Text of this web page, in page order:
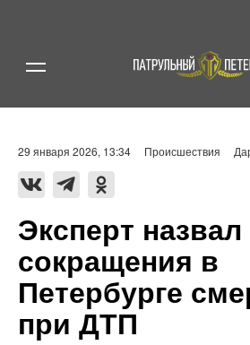
29 января 2026, 13:34 Происшествия
Эксперт
сокращения в
Петербурге
при ДТП